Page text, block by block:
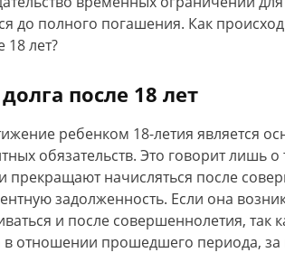
до полного погашения. Как
лет?
после 18 лет
ребенком 18-летия является
обязательств. Это говорит лишь о
начисляться после
задолженность. Если она
и после совершеннолетия, так
в отношении прошедшего периода,